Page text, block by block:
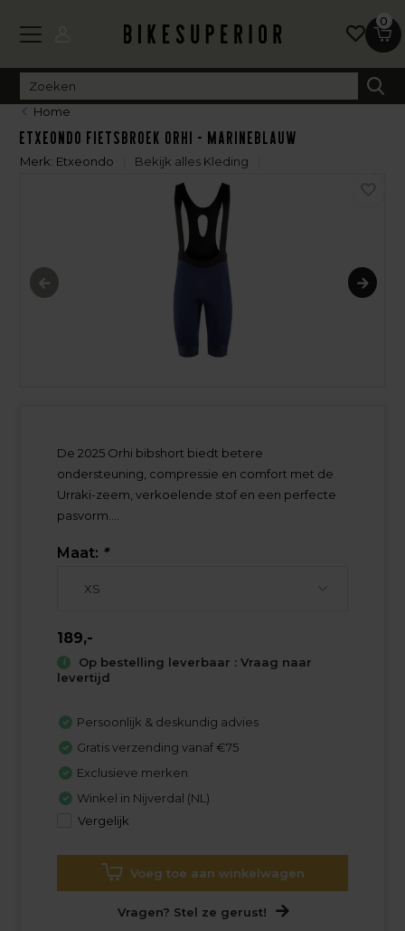
0
Home
Etxeondo Fietsbroek Orhi - Marineblauw
Merk: Etxeondo Bekijk alles Kleding
De 2025 Orhi bibshort biedt betere
ondersteuning, compressie en comfort met de
Urraki-zeem, verkoelende stof en een perfecte
pasvorm....
Maat: *
189,-
Op bestelling leverbaar : Vraag naar
levertijd
Persoonlijk & deskundig advies
Gratis verzending vanaf €75
Exclusieve merken
Winkel in Nijverdal (NL)
Vergelijk
Voeg toe aan winkelwagen
Vragen? Stel ze gerust!